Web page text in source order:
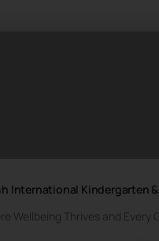
International Kindergarten &